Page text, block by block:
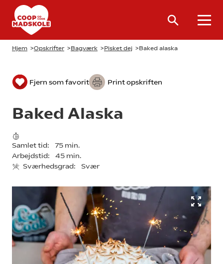
Hjem >Opskrifter >Bagværk >Pisket dej >Baked alaska
Fjern som favorit Print opskriften
Baked Alaska
Samlet tid:
75 min.
Arbejdstid:
45 min.
Sværhedsgrad:
Svær